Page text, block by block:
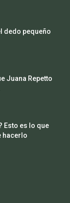
dedo pequeño
Juana Repetto
Esto es lo que
hacerlo